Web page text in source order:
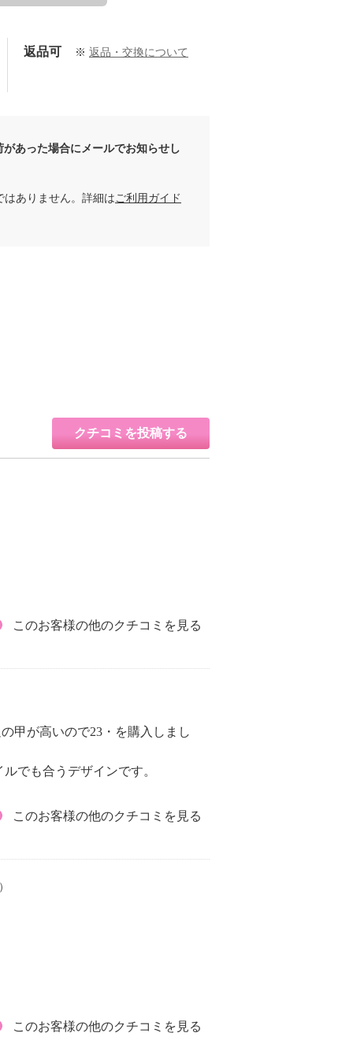
返品可 ※ 返品・交換について
あった場合にメールでお知らせし
ありません。詳細は ご利用ガイド
クチコミを投稿する
このお客様の他のクチコミを見る
甲が高いので23・を購入しまし
でも合うデザインです。
このお客様の他のクチコミを見る
このお客様の他のクチコミを見る